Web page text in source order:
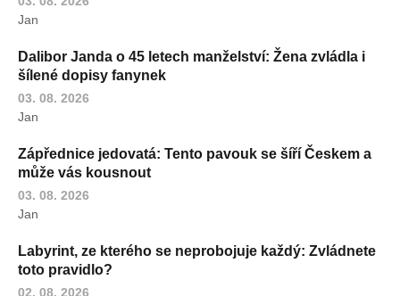
Jan
Dalibor Janda o 45 letech manželství: Žena zvládla i
šílené dopisy fanynek
03. 08. 2026
Jan
Zápřednice jedovatá: Tento pavouk se šíří Českem a
může vás kousnout
03. 08. 2026
Jan
Labyrint, ze kterého se neprobojuje každý: Zvládnete
toto pravidlo?
02. 08. 2026